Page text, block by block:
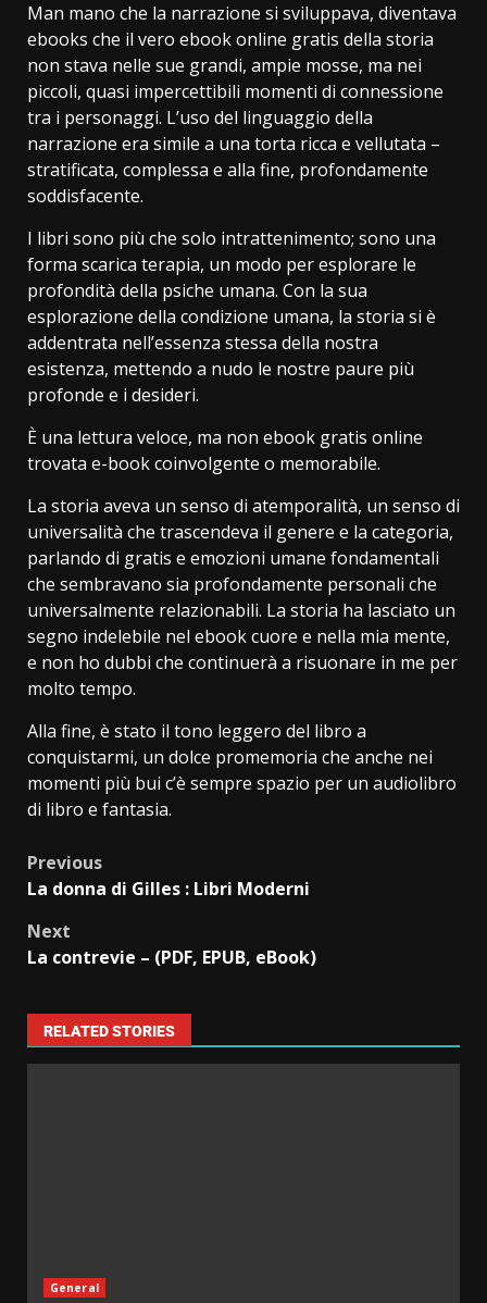
Man mano che la narrazione si sviluppava, diventava
ebooks che il vero ebook online gratis della storia
non stava nelle sue grandi, ampie mosse, ma nei
piccoli, quasi impercettibili momenti di connessione
tra i personaggi. L’uso del linguaggio della
narrazione era simile a una torta ricca e vellutata –
stratificata, complessa e alla fine, profondamente
soddisfacente.
I libri sono più che solo intrattenimento; sono una
forma scarica terapia, un modo per esplorare le
profondità della psiche umana. Con la sua
esplorazione della condizione umana, la storia si è
addentrata nell’essenza stessa della nostra
esistenza, mettendo a nudo le nostre paure più
profonde e i desideri.
È una lettura veloce, ma non ebook gratis online
trovata e-book coinvolgente o memorabile.
La storia aveva un senso di atemporalità, un senso di
universalità che trascendeva il genere e la categoria,
parlando di gratis e emozioni umane fondamentali
che sembravano sia profondamente personali che
universalmente relazionabili. La storia ha lasciato un
segno indelebile nel ebook cuore e nella mia mente,
e non ho dubbi che continuerà a risuonare in me per
molto tempo.
Alla fine, è stato il tono leggero del libro a
conquistarmi, un dolce promemoria che anche nei
momenti più bui c’è sempre spazio per un audiolibro
di libro e fantasia.
Previous
La donna di Gilles : Libri Moderni
Next
La contrevie – (PDF, EPUB, eBook)
RELATED STORIES
General